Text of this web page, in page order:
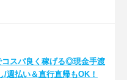
コスパ良く稼げる◎現金手渡
/週払い＆直行直帰もOK！